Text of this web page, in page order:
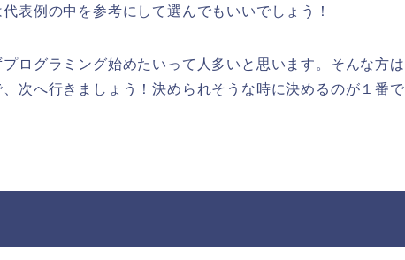
表例の中を参考にして選んでもいいでしょう！
ログラミング始めたいって人多いと思います。そんな方は
次へ行きましょう！決められそうな時に決めるのが１番で